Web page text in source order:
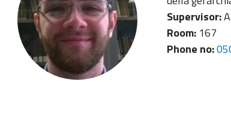
Supervisor:
Room: 167
Phone no: